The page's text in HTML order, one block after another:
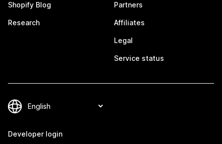
Shopify Blog
Research
Partners
Affiliates
Legal
Service status
Developer login